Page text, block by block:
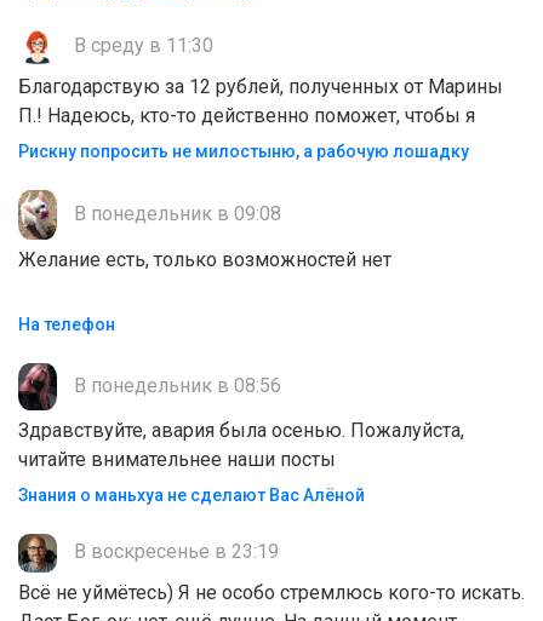
В среду в 11:30
Благодарствую за 12 рублей, полученных от Марины
П.! Надеюсь, кто-то действенно поможет, чтобы я
Рискну попросить не милостыню, а рабочую лошадку
В понедельник в 09:08
Желание есть, только возможностей нет
На телефон
В понедельник в 08:56
Здравствуйте, авария была осенью. Пожалуйста,
читайте внимательнее наши посты
Знания о маньхуа не сделают Вас Алëной
В воскресенье в 23:19
Всё не уймётесь) Я не особо стремлюсь кого-то искать.